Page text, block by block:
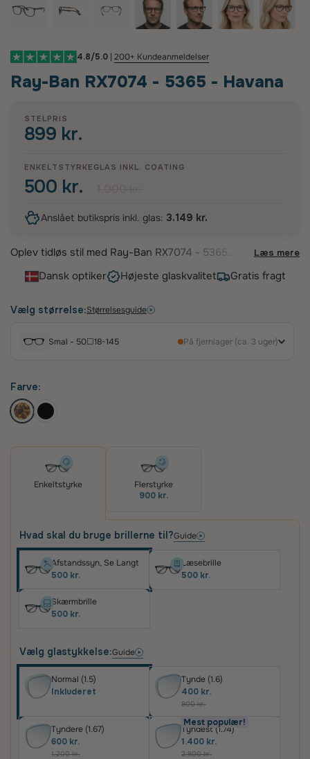
4.8/5.0 | 200+ Kundeanmeldelser
Ray-Ban RX7074 - 5365 - Havana
STELPRIS
899 kr.
ENKELTSTYRKEGLAS INKL. COATING
500 kr.
Anslået butikspris inkl. glas: 3.149 kr.
Oplev tidløs stil med Ray-Ban RX7074 - 5365
moderne komfort. Disse rektangulære stel i
acetat, hvilket sikrer både kvalitet og en
dette stel perfekt til både herrer og damer, der
søger et sofistikeret og hverdagsvenligt look.
Læs mere
Dansk optiker Højeste glaskvalitet Gratis fragt
Vælg størrelse:Størrelsesguide
Smal - 50☐18-145 På fjernlager (ca. 3 uger)
Farve:
Enkeltstyrke
Flerstyrke
900 kr.
Hvad skal du bruge brillerne til?Guide
Afstandssyn, Se Langt
500 kr.
Læsebrille
500 kr.
Skærmbrille
500 kr.
Vælg glastykkelse:Guide
Normal (1.5)
Inkluderet
Tynde (1.6)
400 kr.
800 kr.
Mest populær!
Tyndere (1.67)
600 kr.
1.200 kr.
Tyndest (1.74)
1.400 kr.
2.800 kr.